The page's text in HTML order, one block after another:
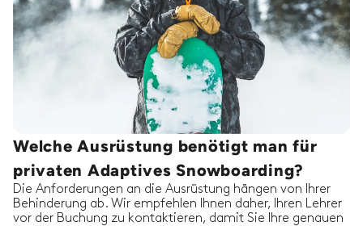
Welche Ausrüstung benötigt man für
privaten Adaptives Snowboarding?
Die Anforderungen an die Ausrüstung hängen von Ihrer
Behinderung ab. Wir empfehlen Ihnen daher, Ihren Lehrer
vor der Buchung zu kontaktieren, damit Sie Ihre genauen